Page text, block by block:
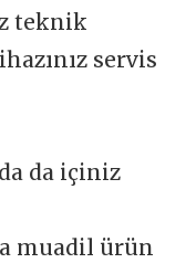
teknik
servis
da içiniz
muadil ürün